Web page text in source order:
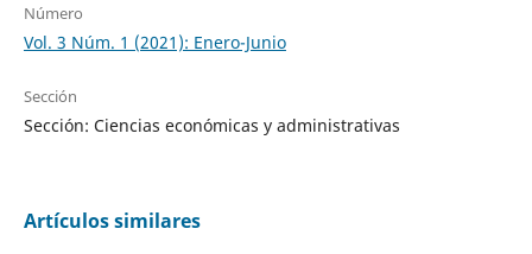
Número
Vol. 3 Núm. 1 (2021): Enero-Junio
Sección
Sección: Ciencias económicas y administrativas
Artículos similares